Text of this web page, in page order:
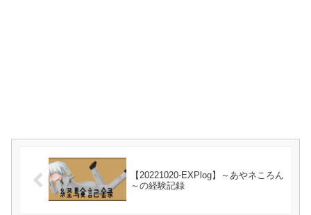
【20221020-EXPlog】～あやネころん
～の経験記録